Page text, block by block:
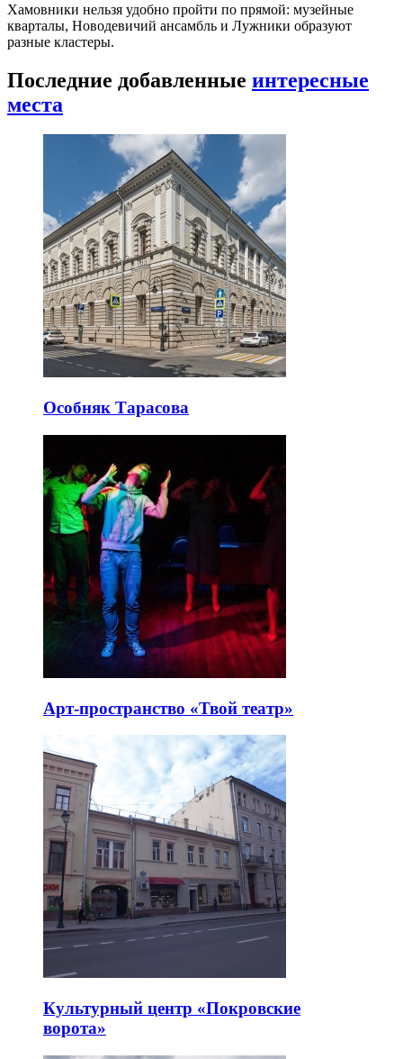
Хамовники нельзя удобно пройти по прямой: музейные
кварталы, Новодевичий ансамбль и Лужники образуют
разные кластеры.
Последние добавленные интересные
места
Особняк Тарасова
Арт-пространство «Твой театр»
Культурный центр «Покровские
ворота»